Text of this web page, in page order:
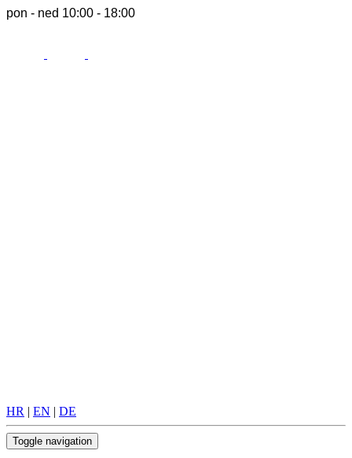
pon - ned 10:00 - 18:00
HR | EN | DE
Toggle navigation